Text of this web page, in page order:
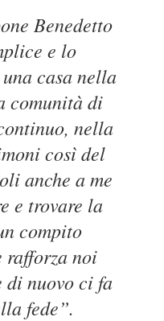
Benedetto
e lo
casa nella
comunità di
nella
così del
anche a me
e trovare la
compito
rafforza noi
di nuovo ci fa
fede”.